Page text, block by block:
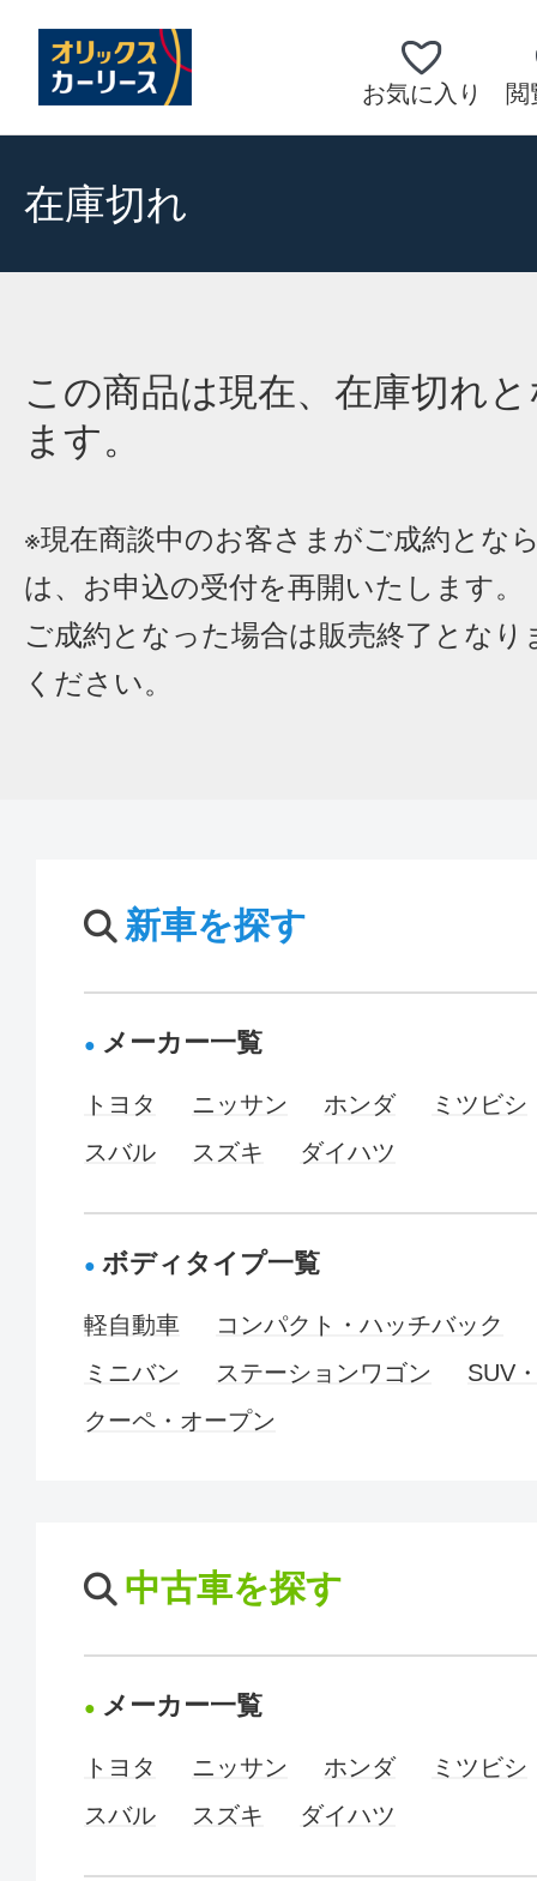
お気に入り 閲
在庫切れ
この商品は現在、在庫切れ
ます。
※現在商談中のお客さまがご成約とな
は、お申込の受付を再開いたします。
ご成約となった場合は販売終了となり
ください。
新車を探す
メーカー一覧
トヨタ ニッサン ホンダ
ミツビシ
スバル
スズキ ダイハツ
ボディタイプ一覧
軽自動車
コンパクト・ハッチバック
ミニバン
ステーションワゴン
SUV
クーペ・オープン
中古車を探す
メーカー一覧
トヨタ ニッサン ホンダ
ミツビシ
スバル
スズキ ダイハツ